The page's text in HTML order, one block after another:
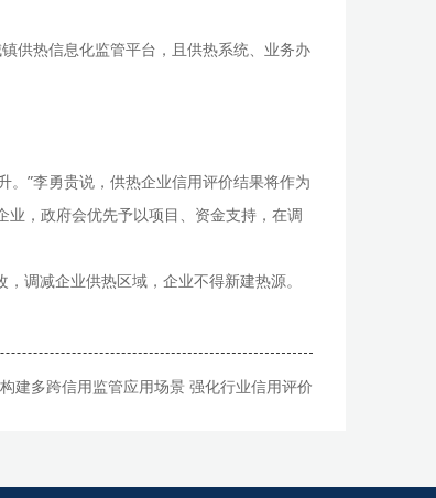
供热信息化监管平台，且供热系统、业务办
”李勇贵说，供热企业信用评价结果将作为
，政府会优先予以项目、资金支持，在调
调减企业供热区域，企业不得新建热源。
建多跨信用监管应用场景 强化行业信用评价